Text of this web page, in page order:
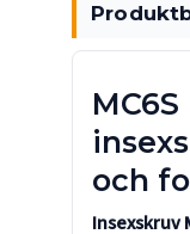
och
Insexskruv